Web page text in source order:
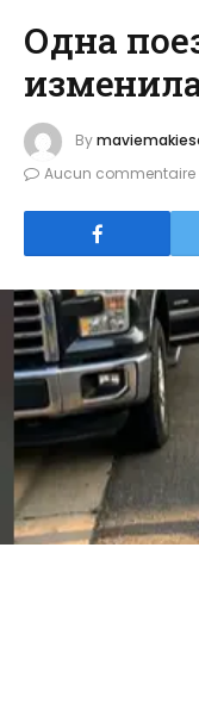
Одна
By
Aucun commentaire